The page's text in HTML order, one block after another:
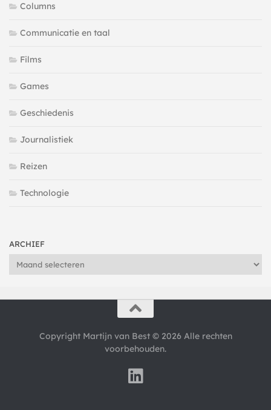
Columns
Communicatie en taal
Films
Games
Geschiedenis
Journalistiek
Reizen
Technologie
ARCHIEF
Archief
Copyright Martijn van Best © 2026 Alle rechten
voorbehouden.